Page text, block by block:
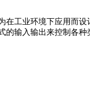
在工业环境下应用而
的输入输出来控制各种